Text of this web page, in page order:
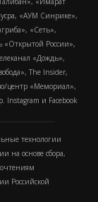
«АУМ Синрике»,
«Сеть»,
«Открытой России»,
«Дождь»,
The Insider,
центр «Мемориал»,
и Facebook
технологии
на основе сбора,
Российской